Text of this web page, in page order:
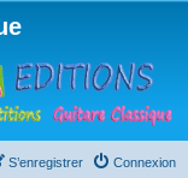
Connexion
S’enregistrer